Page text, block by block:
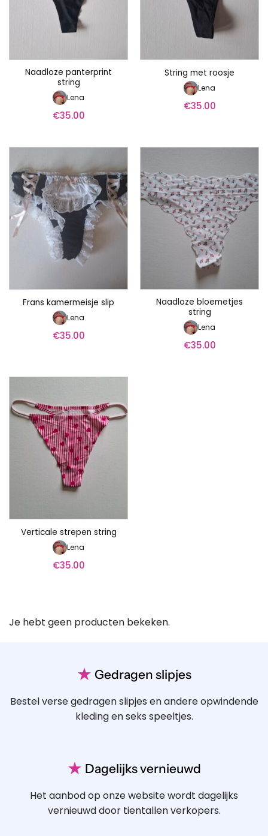
Naadloze panterprint
string
Lena
€35.00
String met roosje
Lena
€35.00
Frans kamermeisje slip
Lena
€35.00
Naadloze bloemetjes
string
Lena
€35.00
Verticale strepen string
Lena
€35.00
Je hebt geen producten bekeken.
★ Gedragen slipjes
Bestel verse gedragen slipjes en andere opwindende
kleding en seks speeltjes.
★ Dagelijks vernieuwd
Het aanbod op onze website wordt dagelijks
vernieuwd door tientallen verkopers.